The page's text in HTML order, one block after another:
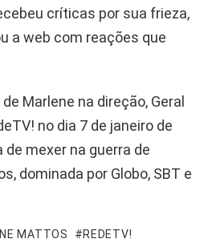
críticas por sua frieza,
a web com reações que
Marlene na direção, Geral
no dia 7 de janeiro de
mexer na guerra de
dominada por Globo, SBT e
MATTOS REDETV!